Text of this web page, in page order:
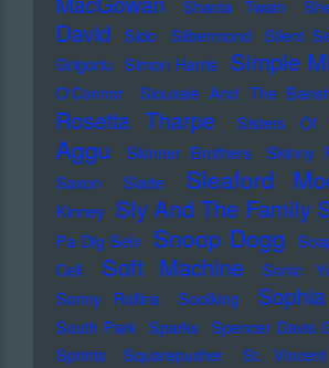
Shania Twain
David
Sido Silbermond Silent
Grigoriu Simon Harris Simple
O'Connor
Siouxsie And The
Rosetta Tharpe
Sisters Of
Aggu
Skinner Brothers Skinny
Saxon
Slade Sleaford
Kinney Sly And The Family
Pa Dig Selv Snoop Dogg
Cell
Soft Machine Sonic
Sonny Rollins
Soolking
South Park Sparks Spencer Davis
Sprints Squarepusher St. Vincent